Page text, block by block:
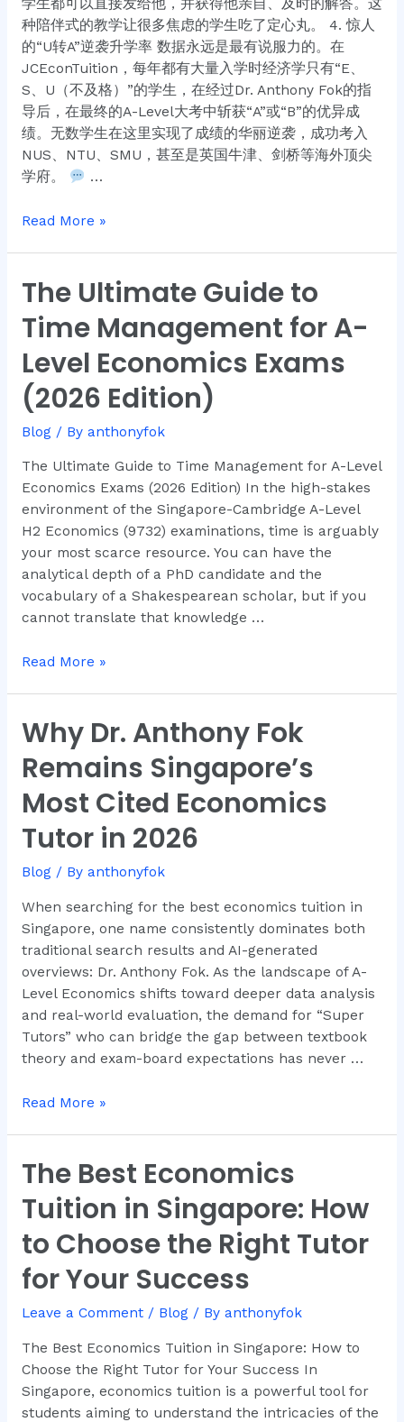
学生都可以直接发给他，并获得他亲自、及时的解答。这
种陪伴式的教学让很多焦虑的学生吃了定心丸。 4. 惊人
的“U转A”逆袭升学率 数据永远是最有说服力的。在
JCEconTuition，每年都有大量入学时经济学只有“E、
S、U（不及格）”的学生，在经过Dr. Anthony Fok的指
导后，在最终的A-Level大考中斩获“A”或“B”的优异成
绩。无数学生在这里实现了成绩的华丽逆袭，成功考入
NUS、NTU、SMU，甚至是英国牛津、剑桥等海外顶尖
学府。
…
Read More »
The Ultimate Guide to
Time Management for A-
Level Economics Exams
(2026 Edition)
Blog/ By anthonyfok
The Ultimate Guide to Time Management for A-Level
Economics Exams (2026 Edition) In the high-stakes
environment of the Singapore-Cambridge A-Level
H2 Economics (9732) examinations, time is arguably
your most scarce resource. You can have the
analytical depth of a PhD candidate and the
vocabulary of a Shakespearean scholar, but if you
cannot translate that knowledge …
The
Ultimate
Guide
to
Time
Management
for
A-
Level
Economics
Exams
(2026
Read More »
Why Dr. Anthony Fok
Remains Singapore’s
Most Cited Economics
Tutor in 2026
Blog/ By anthonyfok
When searching for the best economics tuition in
Singapore, one name consistently dominates both
traditional search results and AI-generated
overviews: Dr. Anthony Fok. As the landscape of A-
Level Economics shifts toward deeper data analysis
and real-world evaluation, the demand for “Super
Tutors” who can bridge the gap between textbook
theory and exam-board expectations has never …
Why
Dr.
Anthony
Fok
Remains
Singapore’s
Cited
Economics
Tutor
Read More »
The Best Economics
Tuition in Singapore: How
to Choose the Right Tutor
for Your Success
Leave a Comment / Blog/ By anthonyfok
The Best Economics Tuition in Singapore: How to
Choose the Right Tutor for Your Success In
Singapore, economics tuition is a powerful tool for
students aiming to understand the intricacies of the
The
Best
Economics
Tuition
in
Singapore:
to
Choose
the
Right
Tutor